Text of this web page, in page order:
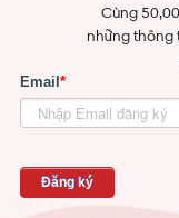
Cùng
những thông